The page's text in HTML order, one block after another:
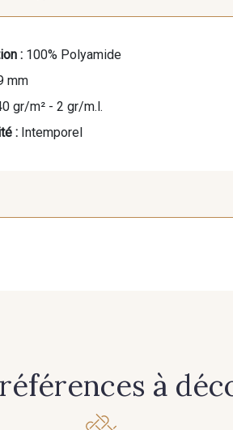
: 100% Polyamide
mm
gr/m² - 2 gr/m.l.
: Intemporel
702 - 702 Argent
à